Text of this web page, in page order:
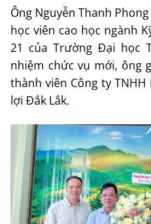
Ông Nguyễn Thanh
học viên cao học ngành
21 của Trường Đại học
nhiệm chức vụ mới, ông
thành viên Công ty
lợi Đắk Lắk.